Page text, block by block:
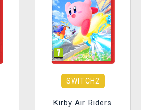
SWITCH2
Kirby Air Riders